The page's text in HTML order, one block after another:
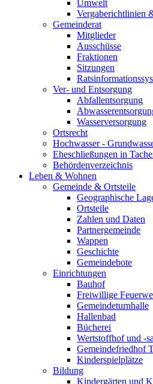
Umwelt
Vergaberichtlinien
Gemeinderat
Mitglieder
Ausschüsse
Fraktionen
Sitzungen
Ver- und Entsorgung
Abfallentsorgung
Wasserversorgung
Ortsrecht
Hochwasser -
Eheschließungen in
Behördenverzeichnis
Leben & Wohnen
Gemeinde & Ortsteile
Geographische
Ortsteile
Zahlen und Daten
Partnergemeinde
Wappen
Geschichte
Gemeindebote
Einrichtungen
Bauhof
Freiwillige
Gemeindeturnhalle
Hallenbad
Bücherei
Wertstoffhof und -
Gemeindefriedhof
Kinderspielplätze
Bildung
Kindergärten und